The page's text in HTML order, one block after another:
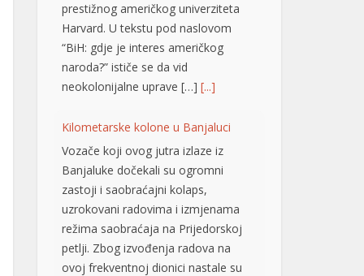
prestižnog američkog univerziteta
Harvard. U tekstu pod naslovom
“BiH: gdje je interes američkog
naroda?” ističe se da vid
neokolonijalne uprave […] [...]
Kilometarske kolone u Banjaluci
Vozače koji ovog jutra izlaze iz
Banjaluke dočekali su ogromni
zastoji i saobraćajni kolaps,
uzrokovani radovima i izmjenama
režima saobraćaja na Prijedorskoj
petlji. Zbog izvođenja radova na
ovoj frekventnoj dionici nastale su